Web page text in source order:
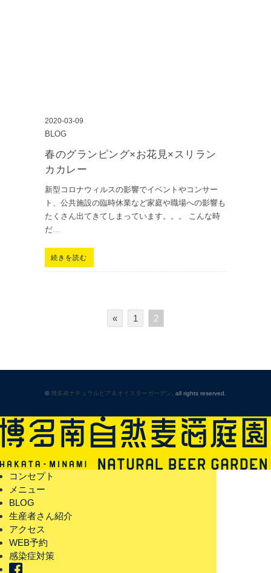
2020-03-09
BLOG
春のグランピング×お花見×スリラン
カカレー
新型コロナウィルスの影響でイベントやコンサー
ト、公共施設の臨時休業など家庭や職場への影響も
たくさん出てきてしまっています。。。 こんな時
だ...
続きを読む
« 1 2
©博多南ナチュラルビア＆オイスターガーデン . all rights reserved.
コンセプト
メニュー
BLOG
生産者さん紹介
アクセス
WEB予約
感染症対策